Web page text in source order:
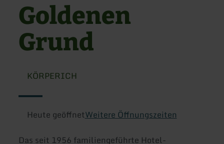
Goldenen
Grund
KÖRPERICH
Heute geöffnetWeitere Öffnungszeiten
Das seit 1956 familiengeführte Hotel-